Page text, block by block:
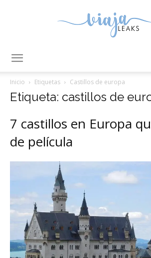
Inicio Etiquetas Castillos de europa
Etiqueta: castillos de
7 castillos en Europa
de película